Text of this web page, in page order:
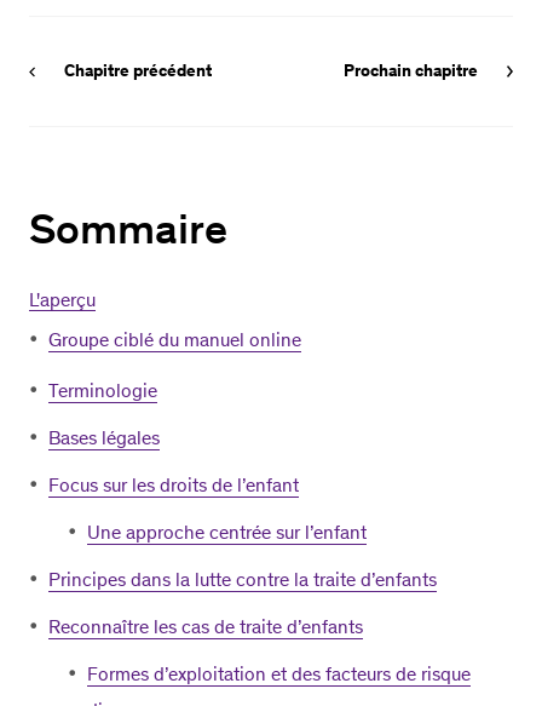
Chapitre précédent Prochain chapitre
Sommaire
L'aperçu
Groupe ciblé du manuel online
Terminologie
Bases légales
Focus sur les droits de l’enfant
Une approche centrée sur l’enfant
Principes dans la lutte contre la traite d’enfants
Reconnaître les cas de traite d’enfants
Formes d’exploitation et des facteurs de risque